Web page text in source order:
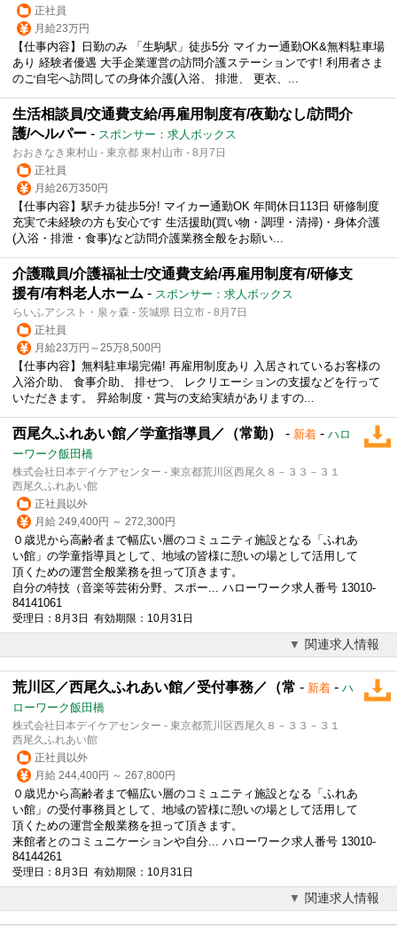
正社員
月給23万円
【仕事内容】日勤のみ 「生駒駅」徒歩5分 マイカー通勤OK&無料駐車場
あり 経験者優遇 大手企業運営の訪問介護ステーションです! 利用者さま
のご自宅へ訪問しての身体介護(入浴、 排泄、 更衣、...
生活相談員/交通費支給/再雇用制度有/夜勤なし/訪問介
護/ヘルパー - スポンサー：求人ボックス
おおきなき東村山 - 東京都 東村山市 - 8月7日
正社員
月給26万350円
【仕事内容】駅チカ徒歩5分! マイカー通勤OK 年間休日113日 研修制度
充実で未経験の方も安心です 生活援助(買い物・調理・清掃)・身体介護
(入浴・排泄・食事)など訪問介護業務全般をお願い...
介護職員/介護福祉士/交通費支給/再雇用制度有/研修支
援有/有料老人ホーム - スポンサー：求人ボックス
らいふアシスト・泉ヶ森 - 茨城県 日立市 - 8月7日
正社員
月給23万円～25万8,500円
【仕事内容】無料駐車場完備! 再雇用制度あり 入居されているお客様の
入浴介助、 食事介助、 排せつ、 レクリエーションの支援などを行って
いただきます。 昇給制度・賞与の支給実績がありますの...
西尾久ふれあい館／学童指導員／（常勤） - 新着 - ハロ
ーワーク飯田橋
株式会社日本デイケアセンター - 東京都荒川区西尾久８－３３－３１
西尾久ふれあい館
正社員以外
月給 249,400円 ～ 272,300円
０歳児から高齢者まで幅広い層のコミュニティ施設となる「ふれあ
い館」の学童指導員として、地域の皆様に憩いの場として活用して
頂くための運営全般業務を担って頂きます。
自分の特技（音楽等芸術分野、スポー... ハローワーク求人番号 13010-
84141061
受理日：8月3日 有効期限：10月31日
関連求人情報
荒川区／西尾久ふれあい館／受付事務／（常 - 新着 - ハ
ローワーク飯田橋
株式会社日本デイケアセンター - 東京都荒川区西尾久８－３３－３１
西尾久ふれあい館
正社員以外
月給 244,400円 ～ 267,800円
０歳児から高齢者まで幅広い層のコミュニティ施設となる「ふれあ
い館」の受付事務員として、地域の皆様に憩いの場として活用して
頂くための運営全般業務を担って頂きます。
来館者とのコミュニケーションや自分... ハローワーク求人番号 13010-
84144261
受理日：8月3日 有効期限：10月31日
関連求人情報